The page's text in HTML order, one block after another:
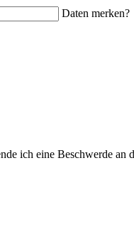
Daten merken?
ich eine Beschwerde an